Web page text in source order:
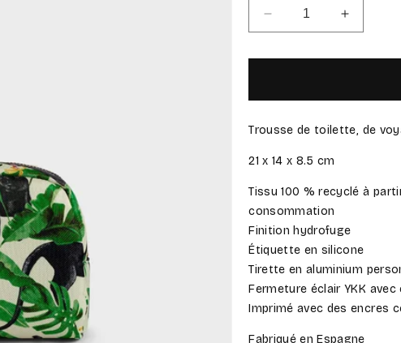
Réduire
la
quantité
-
Trousse
Toilette
la
quantité
-
Trousse
de
Trousse de toilette, de
21 x 14 x 8.5 cm
Tissu 100 % recyclé à
consommation
Finition hydrofuge
Étiquette en silicone
Tirette en aluminium
Fermeture éclair YKK
Imprimé avec des encres
Fabriqué en Espagne